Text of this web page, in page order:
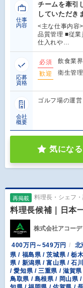
仕事
内容
チームを牽引
していただき
<主な仕事内容
品質管理 ■従
仕入れや…
応募
資格
必須
飲食業
歓迎
衛生管
会社
概要
ゴルフ場の運
気になる
再掲載 料理長・シェフ
料理長候補｜日本
株式会社アコー
400万円～549万円
北
県 / 福島県 / 茨城県 / 栃
県 / 新潟県 / 富山県 / 石
/ 愛知県 / 三重県 / 滋賀
鳥取県 / 島根県 / 岡山県